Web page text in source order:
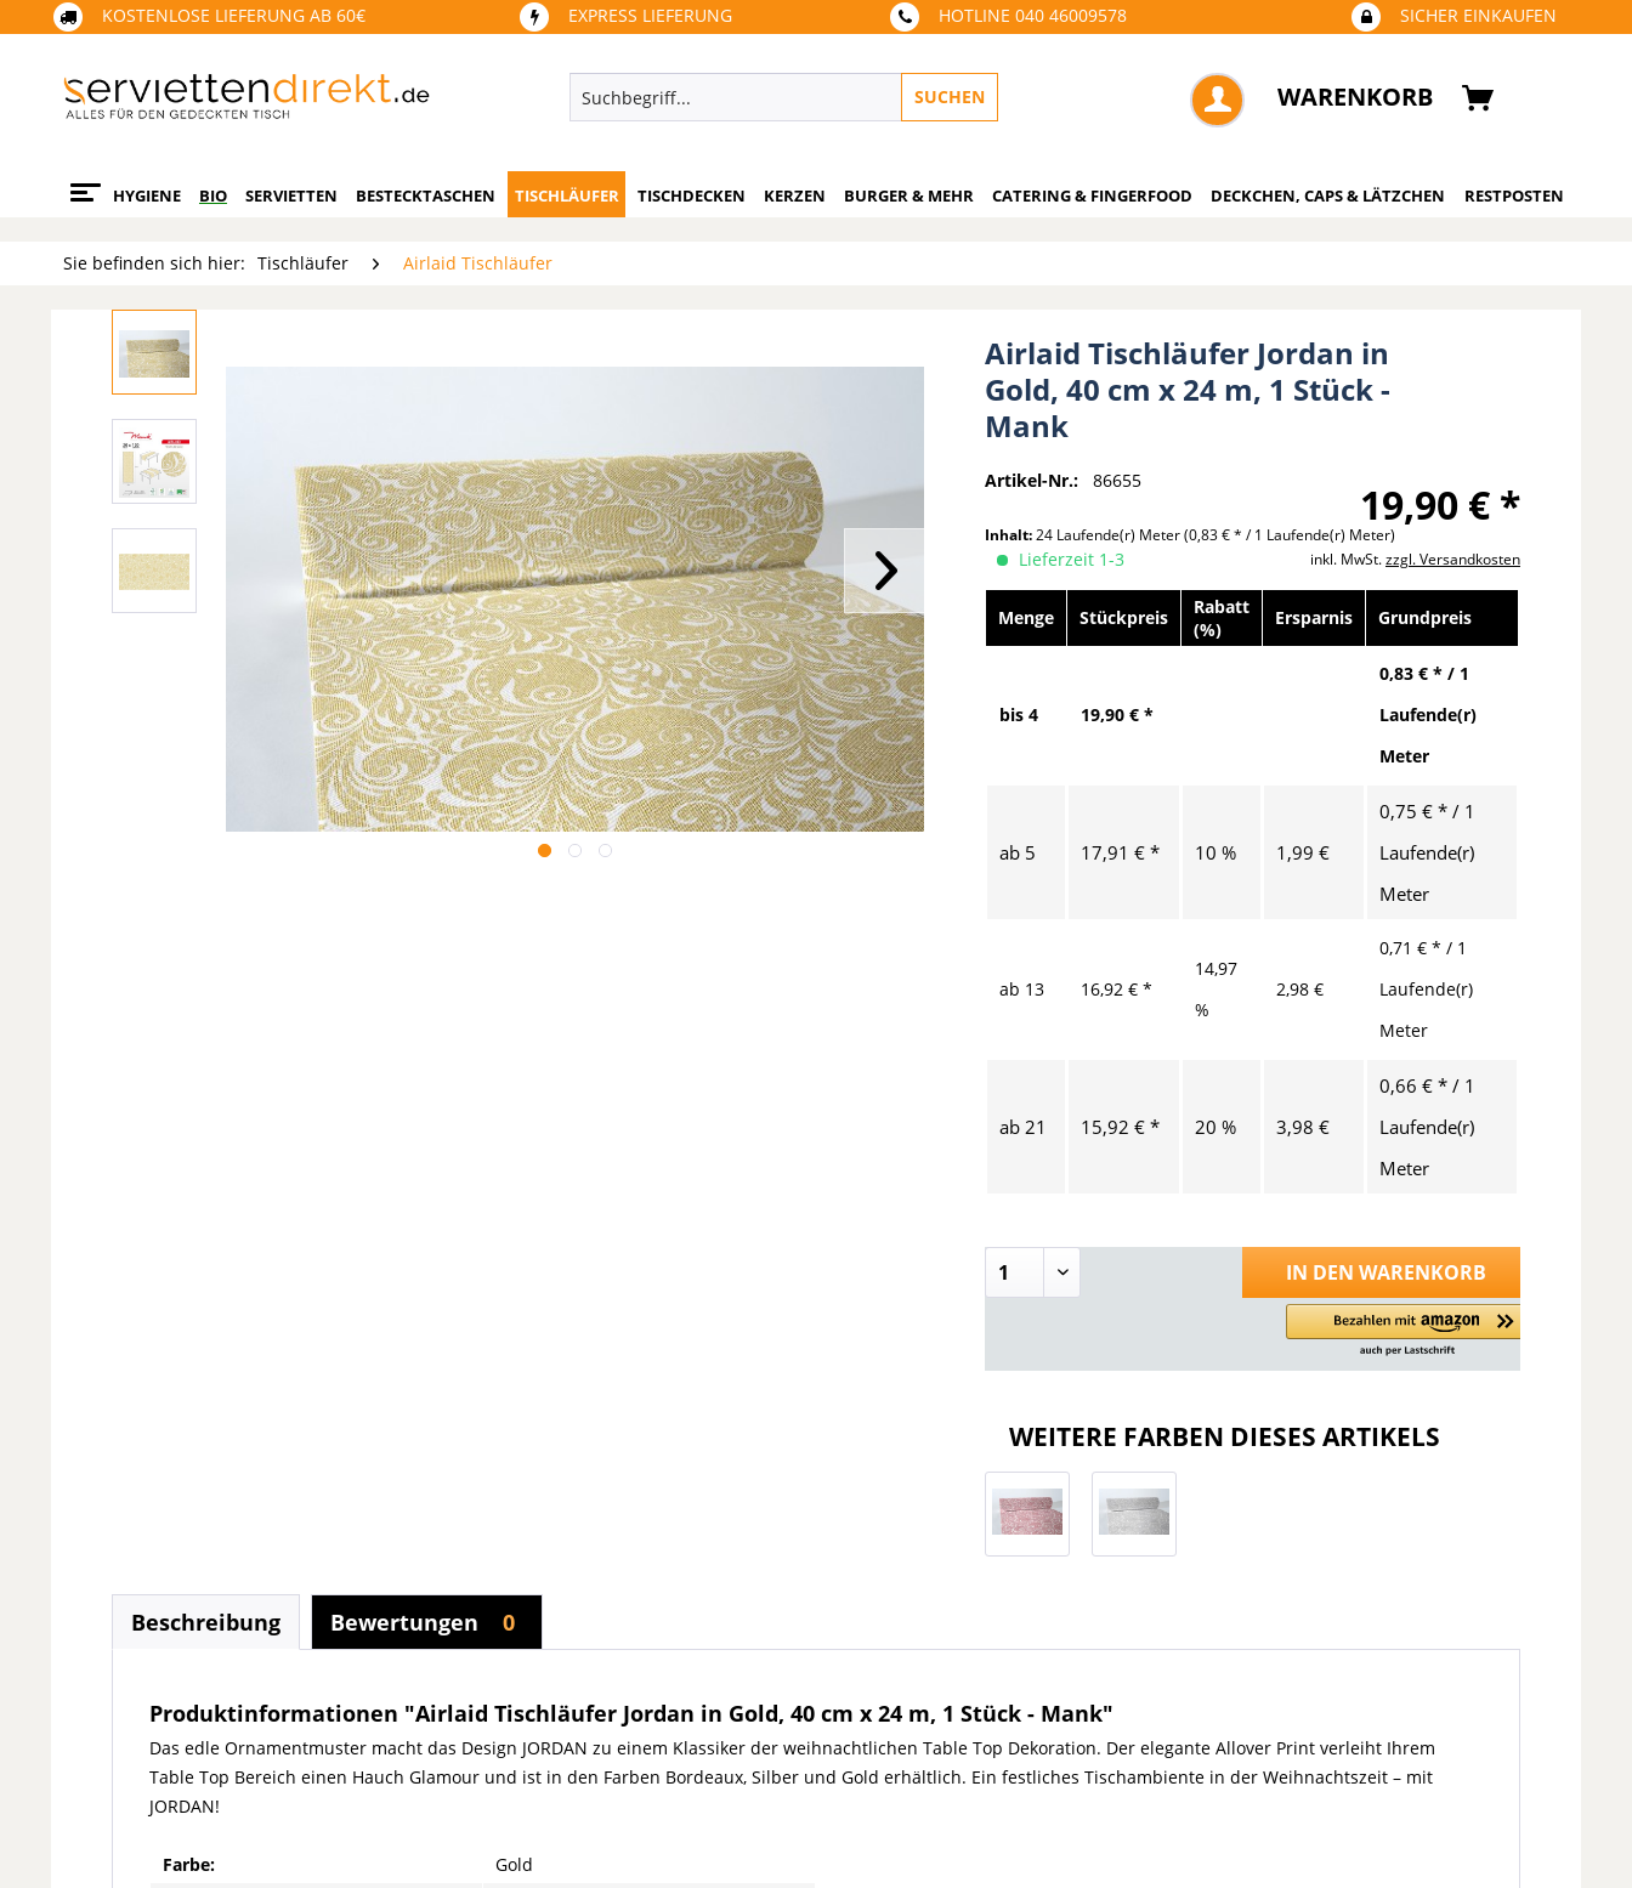
KOSTENLOSE LIEFERUNG AB 60€ EXPRESS LIEFERUNG HOTLINE 040 46009578 SICHER EINKAUFEN
SUCHEN WARENKORB
HYGIENE BIO SERVIETTEN BESTECKTASCHEN TISCHLÄUFER TISCHDECKEN KERZEN BURGER & MEHR CATERING & FINGERFOOD DECKCHEN, CAPS & LÄTZCHEN RESTPOSTEN
Sie befinden sich hier: Tischläufer Airlaid Tischläufer
Airlaid Tischläufer Jordan in
Gold, 40 cm x 24 m, 1 Stück -
Mank
Artikel-Nr.: 86655 19,90 € *
Inhalt:24 Laufende(r) Meter(0,83 € * / 1 Laufende(r) Meter)
inkl. MwSt.zzgl. Versandkosten
Lieferzeit 1-3
Menge Stückpreis
Rabatt
(%)
Ersparnis Grundpreis
bis4 19,90 € *
0,83 € * / 1
Laufende(r)
Meter
ab 5 17,91 € * 10 % 1,99 €
0,75 € * / 1
Laufende(r)
Meter
ab 13 16,92 € *
14,97
%
2,98 €
0,71 € * / 1
Laufende(r)
Meter
ab21 15,92 € * 20 % 3,98 €
0,66 € * / 1
Laufende(r)
Meter
IN DEN WARENKORB
WEITERE FARBEN DIESES ARTIKELS
Beschreibung Bewertungen 0
Produktinformationen "Airlaid Tischläufer Jordan in Gold, 40 cm x 24 m, 1 Stück - Mank"
Das edle Ornamentmuster macht das Design JORDAN zu einem Klassiker der weihnachtlichen Table Top Dekoration. Der elegante Allover Print verleiht Ihrem
Table Top Bereich einen Hauch Glamour und ist in den Farben Bordeaux, Silber und Gold erhältlich. Ein festliches Tischambiente in der Weihnachtszeit – mit
JORDAN!
Farbe:
Gold